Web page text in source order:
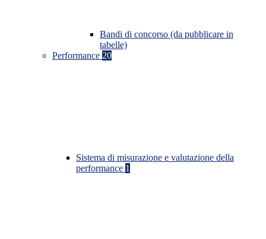
Bandi di concorso (da pubblicare in
tabelle)
Performance 20
Sistema di misurazione e valutazione della
performance 1